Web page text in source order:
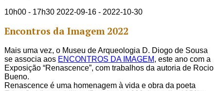
10h00 - 17h30 2022-09-16 - 2022-10-30
Encontros da Imagem 2022
Mais uma vez, o Museu de Arqueologia D. Diogo de Sousa
se associa aos ENCONTROS DA IMAGEM, este ano com a
Exposição “Renascence”, com trabalhos da autoria de Rocio
Bueno.
Renascence é uma homenagem à vida e obra da poeta